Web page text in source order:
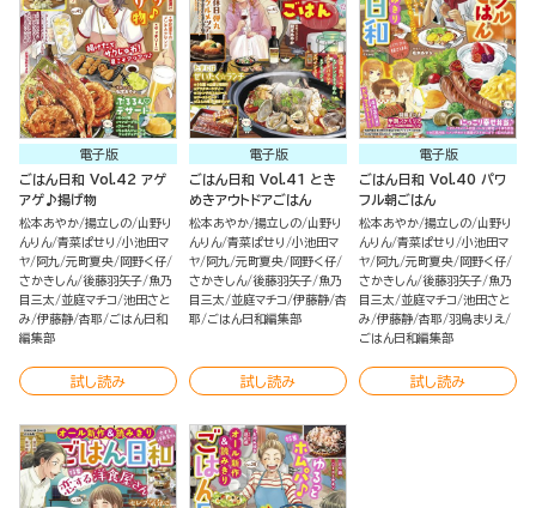
電子版
ごはん日和 Vol.42 アゲ
アゲ♪揚げ物
松本あやか 揚立しの 山野り
んりん 青菜ぱせり
小池田マ
ヤ 阿九 元町夏央 岡野く仔
さかきしん 後藤羽矢子 魚乃
目三太
並庭マチコ 池田さと
み 伊藤静 杏耶
ごはん日和
編集部
試し読み
電子版
ごはん日和 Vol.41 とき
めきアウトドアごはん
松本あやか 揚立しの 山野り
んりん 青菜ぱせり
小池田マ
ヤ 阿九 元町夏央 岡野く仔
さかきしん 後藤羽矢子 魚乃
目三太
並庭マチコ 伊藤静 杏
耶
ごはん日和編集部
試し読み
電子版
ごはん日和 Vol.40 パワ
フル朝ごはん
松本あやか 揚立しの 山野り
んりん 青菜ぱせり
小池田マ
ヤ 阿九 元町夏央 岡野く仔
さかきしん 後藤羽矢子 魚乃
目三太
並庭マチコ 池田さと
み 伊藤静 杏耶 羽鳥まりえ
ごはん日和編集部
試し読み